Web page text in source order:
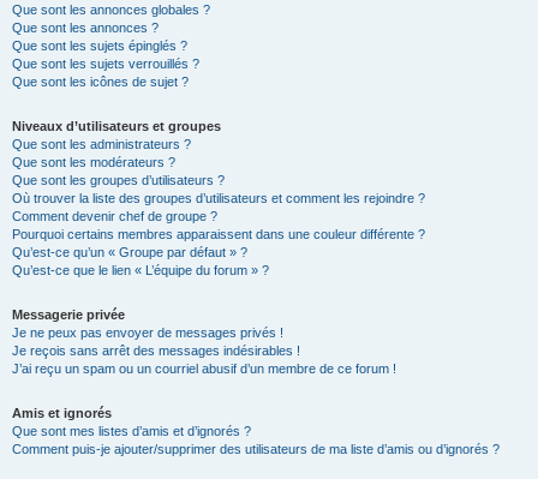
Que sont les annonces globales ?
Que sont les annonces ?
Que sont les sujets épinglés ?
Que sont les sujets verrouillés ?
Que sont les icônes de sujet ?
Niveaux d’utilisateurs et groupes
Que sont les administrateurs ?
Que sont les modérateurs ?
Que sont les groupes d’utilisateurs ?
Où trouver la liste des groupes d’utilisateurs et comment les rejoindre ?
Comment devenir chef de groupe ?
Pourquoi certains membres apparaissent dans une couleur différente ?
Qu’est-ce qu’un « Groupe par défaut » ?
Qu’est-ce que le lien « L’équipe du forum » ?
Messagerie privée
Je ne peux pas envoyer de messages privés !
Je reçois sans arrêt des messages indésirables !
J’ai reçu un spam ou un courriel abusif d’un membre de ce forum !
Amis et ignorés
Que sont mes listes d’amis et d’ignorés ?
Comment puis-je ajouter/supprimer des utilisateurs de ma liste d’amis ou d’ignorés ?